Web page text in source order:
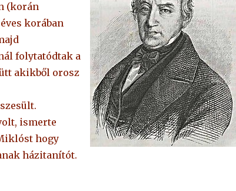
(korán
korában
folytatódtak a
akikből orosz
ismerte
hogy
házitanítót.